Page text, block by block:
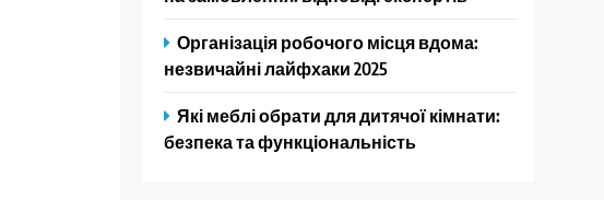
Організація робочого місця вдома:
незвичайні лайфхаки 2025
Які меблі обрати для дитячої кімнати:
безпека та функціональність